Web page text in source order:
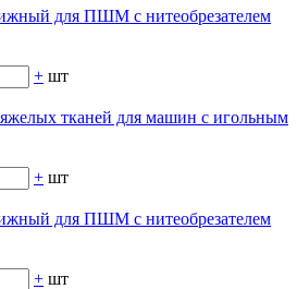
для ПШМ с нитеобрезателем
+ шт
тканей для машин с игольным
+ шт
для ПШМ с нитеобрезателем
+ шт